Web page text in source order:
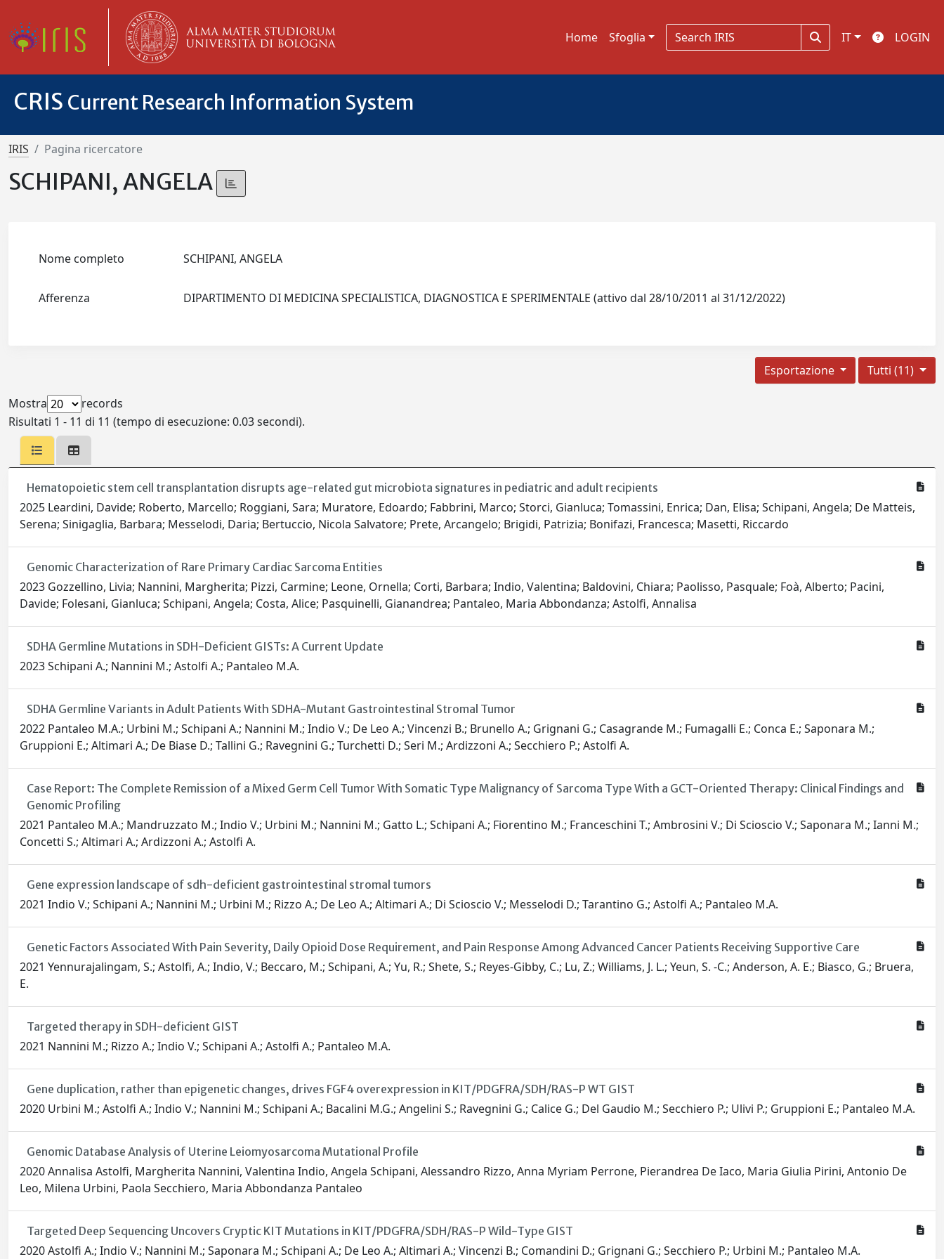
Home Sfoglia IT LOGIN
CRIS Current Research Information System
IRIS Pagina ricercatore
SCHIPANI, ANGELA
Nome completo SCHIPANI, ANGELA
Afferenza DIPARTIMENTO DI MEDICINA SPECIALISTICA, DIAGNOSTICA E SPERIMENTALE (attivo dal 28/10/2011 al 31/12/2022)
Tutti (11)
Esportazione
Mostra
records
Risultati 1 - 11 di 11 (tempo di esecuzione: 0.03 secondi).
Hematopoietic stem cell transplantation disrupts age-related gut microbiota signatures in pediatric and adult recipients
2025 Leardini, Davide; Roberto, Marcello; Roggiani, Sara; Muratore, Edoardo; Fabbrini, Marco; Storci, Gianluca; Tomassini, Enrica; Dan, Elisa; Schipani, Angela; De Matteis,
Serena; Sinigaglia, Barbara; Messelodi, Daria; Bertuccio, Nicola Salvatore; Prete, Arcangelo; Brigidi, Patrizia; Bonifazi, Francesca; Masetti, Riccardo
Genomic Characterization of Rare Primary Cardiac Sarcoma Entities
2023 Gozzellino, Livia; Nannini, Margherita; Pizzi, Carmine; Leone, Ornella; Corti, Barbara; Indio, Valentina; Baldovini, Chiara; Paolisso, Pasquale; Foà, Alberto; Pacini,
Davide; Folesani, Gianluca; Schipani, Angela; Costa, Alice; Pasquinelli, Gianandrea; Pantaleo, Maria Abbondanza; Astolfi, Annalisa
SDHA Germline Mutations in SDH-Deficient GISTs: A Current Update
2023 Schipani A.; Nannini M.; Astolfi A.; Pantaleo M.A.
SDHA Germline Variants in Adult Patients With SDHA-Mutant Gastrointestinal Stromal Tumor
2022 Pantaleo M.A.; Urbini M.; Schipani A.; Nannini M.; Indio V.; De Leo A.; Vincenzi B.; Brunello A.; Grignani G.; Casagrande M.; Fumagalli E.; Conca E.; Saponara M.;
Gruppioni E.; Altimari A.; De Biase D.; Tallini G.; Ravegnini G.; Turchetti D.; Seri M.; Ardizzoni A.; Secchiero P.; Astolfi A.
Case Report: The Complete Remission of a Mixed Germ Cell Tumor With Somatic Type Malignancy of Sarcoma Type With a GCT-Oriented Therapy: Clinical Findings and
Genomic Profiling
2021 Pantaleo M.A.; Mandruzzato M.; Indio V.; Urbini M.; Nannini M.; Gatto L.; Schipani A.; Fiorentino M.; Franceschini T.; Ambrosini V.; Di Scioscio V.; Saponara M.; Ianni M.;
Concetti S.; Altimari A.; Ardizzoni A.; Astolfi A.
Gene expression landscape of sdh-deficient gastrointestinal stromal tumors
2021 Indio V.; Schipani A.; Nannini M.; Urbini M.; Rizzo A.; De Leo A.; Altimari A.; Di Scioscio V.; Messelodi D.; Tarantino G.; Astolfi A.; Pantaleo M.A.
Genetic Factors Associated With Pain Severity, Daily Opioid Dose Requirement, and Pain Response Among Advanced Cancer Patients Receiving Supportive Care
2021 Yennurajalingam, S.; Astolfi, A.; Indio, V.; Beccaro, M.; Schipani, A.; Yu, R.; Shete, S.; Reyes-Gibby, C.; Lu, Z.; Williams, J. L.; Yeun, S. -C.; Anderson, A. E.; Biasco, G.; Bruera,
E.
Targeted therapy in SDH-deficient GIST
2021 Nannini M.; Rizzo A.; Indio V.; Schipani A.; Astolfi A.; Pantaleo M.A.
Gene duplication, rather than epigenetic changes, drives FGF4 overexpression in KIT/PDGFRA/SDH/RAS-P WT GIST
2020 Urbini M.; Astolfi A.; Indio V.; Nannini M.; Schipani A.; Bacalini M.G.; Angelini S.; Ravegnini G.; Calice G.; Del Gaudio M.; Secchiero P.; Ulivi P.; Gruppioni E.; Pantaleo M.A.
Genomic Database Analysis of Uterine Leiomyosarcoma Mutational Profile
2020 Annalisa Astolfi, Margherita Nannini, Valentina Indio, Angela Schipani, Alessandro Rizzo, Anna Myriam Perrone, Pierandrea De Iaco, Maria Giulia Pirini, Antonio De
Leo, Milena Urbini, Paola Secchiero, Maria Abbondanza Pantaleo
Targeted Deep Sequencing Uncovers Cryptic KIT Mutations in KIT/PDGFRA/SDH/RAS-P Wild-Type GIST
2020 Astolfi A.; Indio V.; Nannini M.; Saponara M.; Schipani A.; De Leo A.; Altimari A.; Vincenzi B.; Comandini D.; Grignani G.; Secchiero P.; Urbini M.; Pantaleo M.A.